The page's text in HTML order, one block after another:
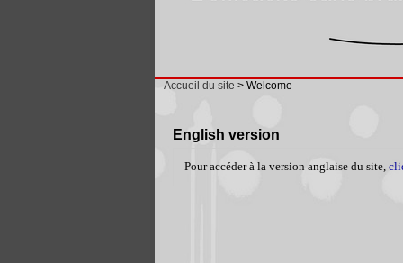
Accueil du site > Welcome
English version
Pour accéder à la version anglaise du site,